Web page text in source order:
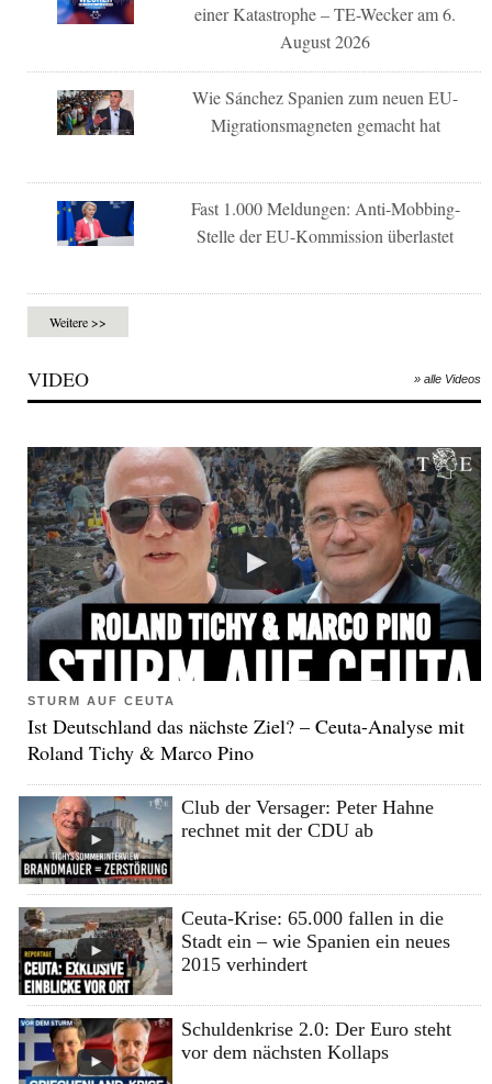
einer Katastrophe – TE-Wecker am 6.
August 2026
Wie Sánchez Spanien zum neuen EU-
Migrationsmagneten gemacht hat
Fast 1.000 Meldungen: Anti-Mobbing-
Stelle der EU-Kommission überlastet
Weitere >>
VIDEO » alle Videos
STURM AUF CEUTA
Ist Deutschland das nächste Ziel? – Ceuta-Analyse mit
Roland Tichy & Marco Pino
Club der Versager: Peter Hahne
rechnet mit der CDU ab
Ceuta-Krise: 65.000 fallen in die
Stadt ein – wie Spanien ein neues
2015 verhindert
Schuldenkrise 2.0: Der Euro steht
vor dem nächsten Kollaps